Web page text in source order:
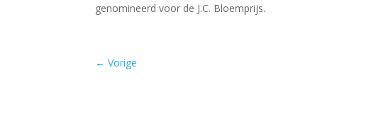
genomineerd voor de J.C. Bloemprijs.
←Vorige